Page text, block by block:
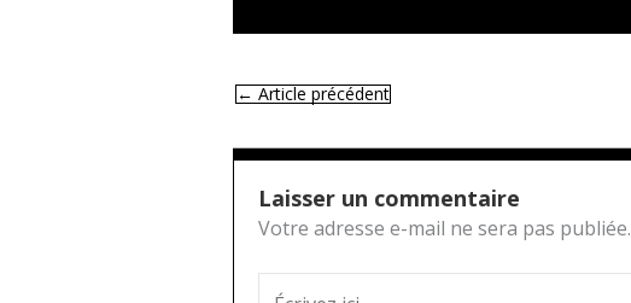
←Article précédent
Laisser un commentaire
Votre adresse e-mail ne sera pas publiée.
Écrivez